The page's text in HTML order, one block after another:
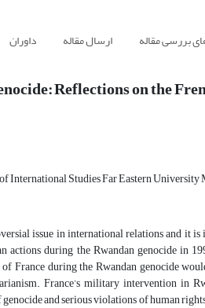
بررسی مقاله ارسال مقاله داوران
Reflections on the
International Studies Far Eastern
issue in international relations and it
actions during the Rwandan genocide in
France during the Rwandan genocide
France’s military intervention in
and serious violations of human